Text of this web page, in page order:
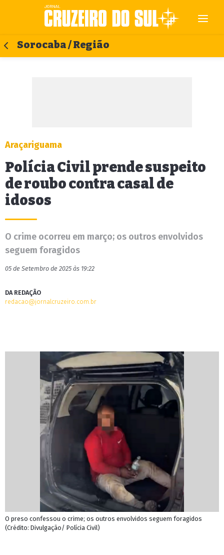
Sorocaba / Região
Araçariguama
Polícia Civil prende suspeito
de roubo contra casal de
idosos
O crime ocorreu em março; os outros envolvidos
seguem foragidos
05 de Setembro de 2025 às 19:22
DA REDAÇÃO
redacao@jornalcruzeiro.com.br
O preso confessou o crime; os outros envolvidos seguem foragidos
(Crédito: Divulgação/ Polícia Civil)